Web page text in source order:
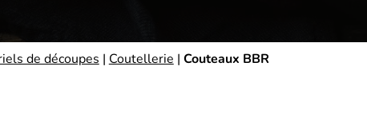
de découpes | Coutellerie | Couteaux BBR